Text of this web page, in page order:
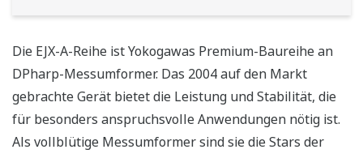
Die EJX-A-Reihe ist Yokogawas Premium-Baureihe an
DPharp-Messumformer. Das 2004 auf den Markt
gebrachte Gerät bietet die Leistung und Stabilität, die
für besonders anspruchsvolle Anwendungen nötig ist.
Als vollblütige Messumformer sind sie die Stars der